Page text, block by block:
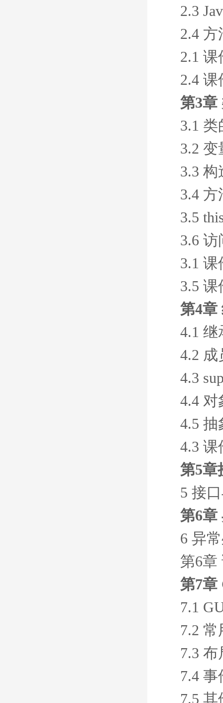
2.3
2.4
2.1 课
2.4 课
第3章
3.1
3.2
3.3
3.4
3.5
3.6
3.1 课
3.5 课
第4章
4.1
4.2
4.3
4.4
4.5
4.3 课
第5章
5 接
第6章
6 异
第6章
第7章
7.1
7.2
7.3
7.4
7.5